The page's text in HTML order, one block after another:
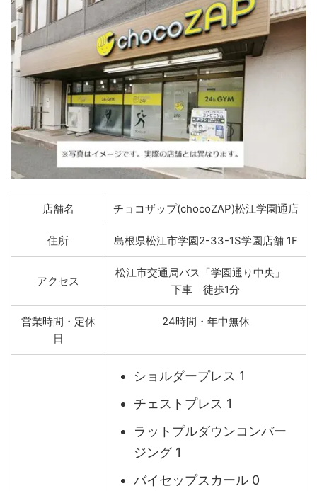
店舗名 チョコザップ(chocoZAP)松江学園通店
住所 島根県松江市学園2-33-1S学園店舗 1F
アクセス
松江市交通局バス「学園通り中央」
下車 徒歩1分
営業時間・定休
日
24時間・年中無休
ショルダープレス 1
チェストプレス 1
ラットプルダウンコンバー
ジング 1
バイセップスカール 0